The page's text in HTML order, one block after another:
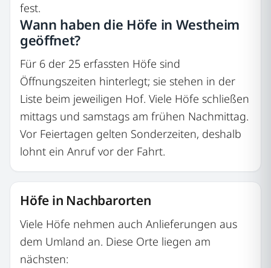
fest.
Wann haben die Höfe in Westheim
geöffnet?
Für 6 der 25 erfassten Höfe sind
Öffnungszeiten hinterlegt; sie stehen in der
Liste beim jeweiligen Hof. Viele Höfe schließen
mittags und samstags am frühen Nachmittag.
Vor Feiertagen gelten Sonderzeiten, deshalb
lohnt ein Anruf vor der Fahrt.
Höfe in Nachbarorten
Viele Höfe nehmen auch Anlieferungen aus
dem Umland an. Diese Orte liegen am
nächsten: